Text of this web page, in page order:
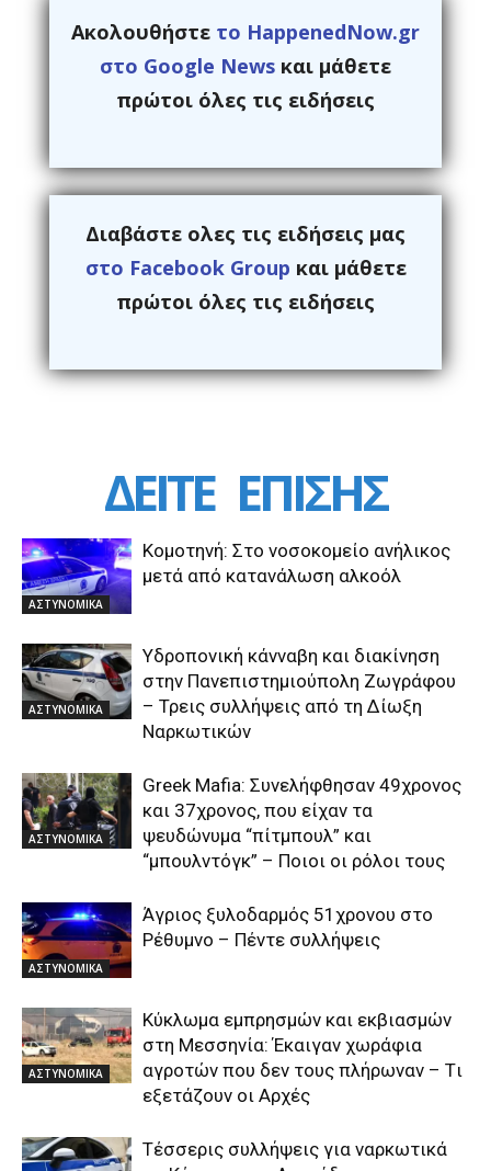
Ακολουθήστε το HappenedNow.gr
στο Google News και μάθετε
πρώτοι όλες τις ειδήσεις
Διαβάστε ολες τις ειδήσεις μας
στο Facebook Group και μάθετε
πρώτοι όλες τις ειδήσεις
ΔΕΙΤΕ ΕΠΙΣΗΣ
ΑΣΤΥΝΟΜΙΚΑ
Κομοτηνή: Στο νοσοκομείο ανήλικος
μετά από κατανάλωση αλκοόλ
ΑΣΤΥΝΟΜΙΚΑ
Υδροπονική κάνναβη και διακίνηση
στην Πανεπιστημιούπολη Ζωγράφου
– Τρεις συλλήψεις από τη Δίωξη
Ναρκωτικών
ΑΣΤΥΝΟΜΙΚΑ
Greek Μafia: Συνελήφθησαν 49χρονος
και 37χρονος, που είχαν τα
ψευδώνυμα “πίτμπουλ” και
“μπουλντόγκ” – Ποιοι οι ρόλοι τους
ΑΣΤΥΝΟΜΙΚΑ
Άγριος ξυλοδαρμός 51χρονου στο
Ρέθυμνο – Πέντε συλλήψεις
ΑΣΤΥΝΟΜΙΚΑ
Kύκλωμα εμπρησμών και εκβιασμών
στη Μεσσηνία: Έκαιγαν χωράφια
αγροτών που δεν τους πλήρωναν – Tι
εξετάζουν οι Αρχές
Τέσσερις συλλήψεις για ναρκωτικά